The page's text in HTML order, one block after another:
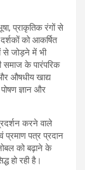
प्राकृतिक रंगों से
को आकर्षित
जोड़ने में भी
समाज के पारंपरिक
औषधीय खाद्य
ज्ञान और
करने वाले
प्रमाण पत्र प्रदान
को बढ़ाने के
हो रही है।